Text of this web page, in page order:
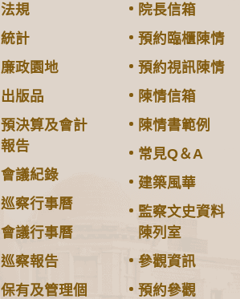
法規
統計
廉政園地
出版品
預決算及會計
報告
會議紀錄
巡察行事曆
會議行事曆
巡察報告
保有及管理個
院長信箱
預約臨櫃陳情
預約視訊陳情
陳情信箱
陳情書範例
常見Q＆A
建築風華
監察文史資料
陳列室
參觀資訊
預約參觀